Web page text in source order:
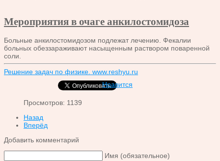
Мероприятия в очаге анкилостомидоза
Больные анкилостомидозом подлежат лечению. Фекалии
больных обеззараживают насыщенным раствором поваренной
соли.
Решение задач по физике. www.reshyu.ru
Нравится
Просмотров: 1139
Назад
Вперёд
Добавить комментарий
Имя (обязательное)